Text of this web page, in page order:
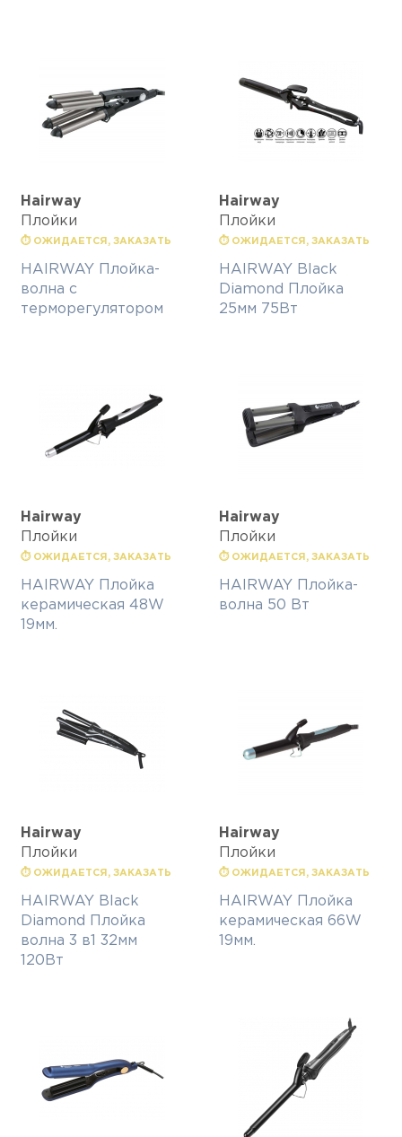
Hairway
Плойки
⏱ ОЖИДАЕТСЯ, ЗАКАЗАТЬ
HAIRWAY Плойка-
волна с
терморегулятором
Hairway
Плойки
⏱ ОЖИДАЕТСЯ, ЗАКАЗАТЬ
HAIRWAY Black
Diamond Плойка
25мм 75Вт
Hairway
Плойки
⏱ ОЖИДАЕТСЯ, ЗАКАЗАТЬ
HAIRWAY Плойка
керамическая 48W
19мм.
Hairway
Плойки
⏱ ОЖИДАЕТСЯ, ЗАКАЗАТЬ
HAIRWAY Плойка-
волна 50 Вт
Hairway
Плойки
⏱ ОЖИДАЕТСЯ, ЗАКАЗАТЬ
HAIRWAY Black
Diamond Плойка
волна 3 в1 32мм
120Вт
Hairway
Плойки
⏱ ОЖИДАЕТСЯ, ЗАКАЗАТЬ
HAIRWAY Плойка
керамическая 66W
19мм.